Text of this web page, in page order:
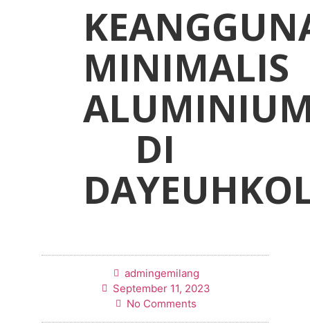
MINIMALIS
DI
admingemilang
September 11, 2023
No Comments